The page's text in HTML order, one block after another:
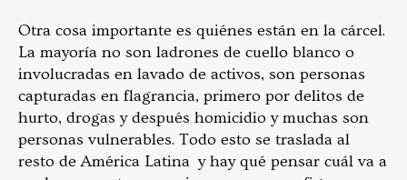
Otra cosa importante es quiénes están en la cárcel.
La mayoría no son ladrones de cuello blanco o
involucradas en lavado de activos, son personas
capturadas en flagrancia, primero por delitos de
hurto, drogas y después homicidio y muchas son
personas vulnerables. Todo esto se traslada al
resto de América Latina y hay qué pensar cuál va a